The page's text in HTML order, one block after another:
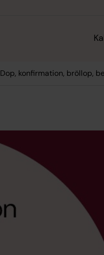
Dop, konfirmation, bröllop,